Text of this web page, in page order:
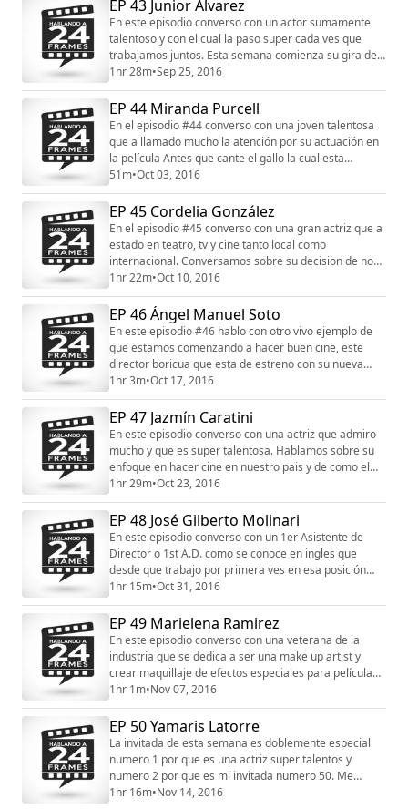
Espero que se disfruten tanto como yo esta
conversación con Johanna Rosaly. Agradecemos...
EP 43 Junior Álvarez
En este episodio converso con un actor sumamente
talentoso y con el cual la paso super cada ves que
trabajamos juntos. Esta semana comienza su gira del
stand up Peste a Macho en Aguada el 30 de
septiembre y el 1 de octubre, el 8 de octubre en Ponce
y el 15 de octubre en Caguas. Fue un placer tener un
dialogo con este caballero y gran ser humano Junior
Álvarez. Agradecemos como siempre a los mu...
1hr 28m•Sep 25, 2016
EP 44 Miranda Purcell
En el episodio #44 converso con una joven talentosa
que a llamado mucho la atención por su actuación en
la película Antes que cante el gallo la cual esta
actualmente en cartelera en las salas de P.R.. La pase
super y espero que ustedes también se disfruten mi
conversación con Miranda Purcell. Agradecemos
como siempre a los muchachos de The Pin Guy que
son los que hacen nuestros pin oficiales d...
51m•Oct 03, 2016
EP 45 Cordelia González
En el episodio #45 converso con una gran actriz que a
estado en teatro, tv y cine tanto local como
internacional. Conversamos sobre su decision de no
recidir en Los Angeles como hacen todo los actores
que quieren probar suerte en el cine y como quiera
lograr estar en peliculas como Born of the Four of July
y Mambo Kings entre otras, también su otra decisión,
el regresar a su isla y trabajar en ...
1hr 22m•Oct 10, 2016
EP 46 Ángel Manuel Soto
En este episodio #46 hablo con otro vivo ejemplo de
que estamos comenzando a hacer buen cine, este
director boricua que esta de estreno con su nueva
pelicula La Granja. Esta entrevista tiene algo particular
por que a punto de comenzar la entrevista se va la luz
y nos vimos obligados a grabar el podcast en la
guagua pero como dice mi invitado que a veces las
cosas guerrilla salen mejor que las p...
1hr 3m•Oct 17, 2016
EP 47 Jazmín Caratini
En este episodio converso con una actriz que admiro
mucho y que es super talentosa. Hablamos sobre su
enfoque en hacer cine en nuestro pais y de como el
teatro la enamoro. Me contó como fue su experiencia
en la película La Granja que se encuentra en cartelera
en las sals de cine de P.R. . Espero que se disfruten
esta conversación con Jazmín Caratini tanto como yo.
Mi invitada actualmente tiene ...
1hr 29m•Oct 23, 2016
EP 48 José Gilberto Molinari
En este episodio converso con un 1er Asistente de
Director o 1st A.D. como se conoce en ingles que
desde que trabajo por primera ves en esa posición
quedo enamorado de la misma y la convirtió en una
carrera profesional muy exitosa, mi invitado a
participando en películas bien reconocidas como en
series de t.v. como es el caso de la famosa serie The
Walking Dead en la cual trabajo como 1st A.D. ...
1hr 15m•Oct 31, 2016
EP 49 Marielena Ramirez
En este episodio converso con una veterana de la
industria que se dedica a ser una make up artist y
crear maquillaje de efectos especiales para películas.
Espero que se disfruten esta conversación con
Marielena Ramirez.Agradecemos como siempre a los
muchachos de The Pin Guy que son los que hacen
nuestros pin oficiales de HA24F. Este episodio es
auspiciado por OFX los mejores en muebles de ofic...
1hr 1m•Nov 07, 2016
EP 50 Yamaris Latorre
La invitada de esta semana es doblemente especial
numero 1 por que es una actriz super talentos y
numero 2 por que es mi invitada numero 50. Me
alegra que sea Yamaris Latorre con la que tuve esta
1hr 16m•Nov 14, 2016